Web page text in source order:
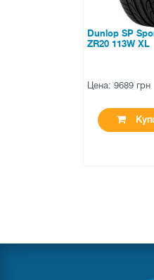
Dunlop SP
ZR20 113W XL
Цена: 9689 грн